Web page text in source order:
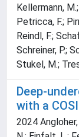
Kellermann,
Petricca, F.;
Reindl, F.;
Schreiner, P.;
Stukel, M.;
Deep-
with a
2024 Angloher,